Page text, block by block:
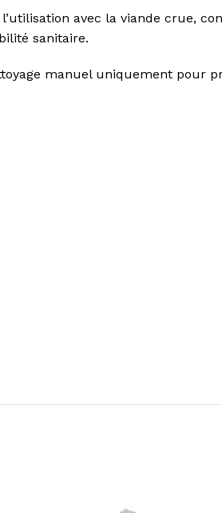
avec la viande crue,
sanitaire.
manuel uniquement pour